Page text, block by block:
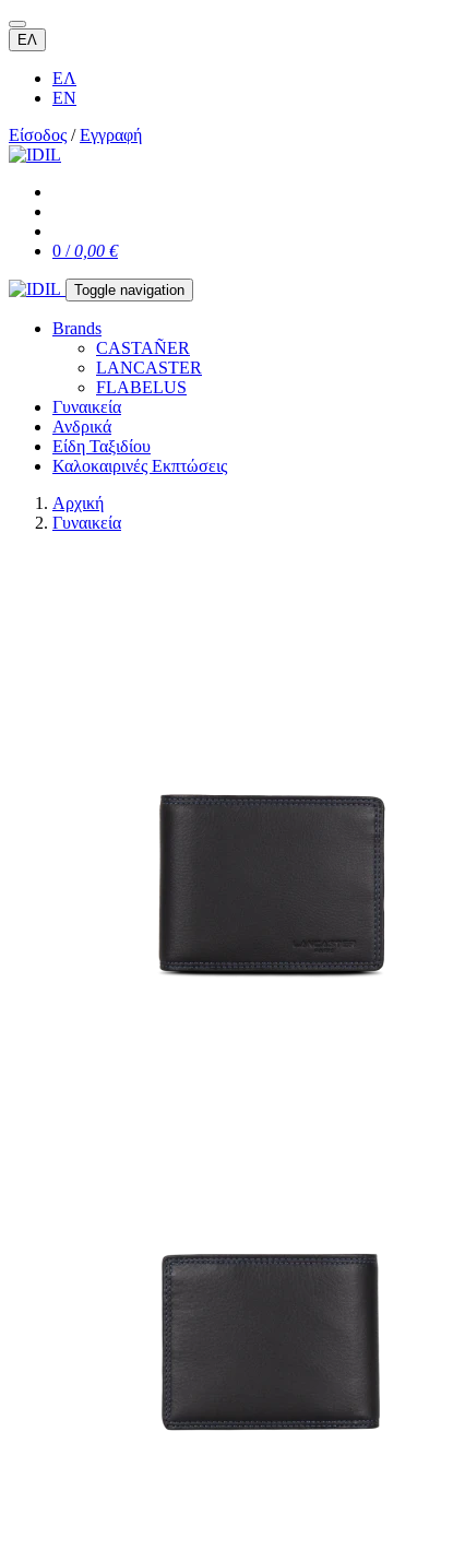
ΕΛ
ΕΛ
EN
Είσοδος /Εγγραφή
0 /0,00 €
Toggle navigation
Brands
CASTAÑER
LANCASTER
FLABELUS
Γυναικεία
Ανδρικά
Είδη Ταξιδίου
Καλοκαιρινές Εκπτώσεις
Αρχική
Γυναικεία